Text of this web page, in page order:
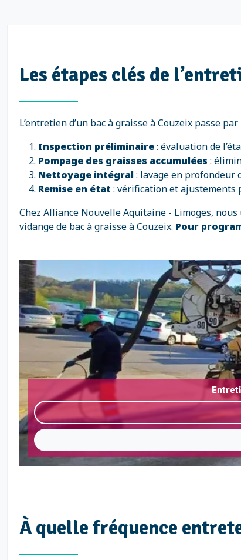
Les étapes clés de
L’entretien d’un bac à graisse à Couzeix passe
Inspection préliminaire: évaluation de
Pompage des graisses accumulées :
Nettoyage intégral: lavage en profondeur
Remise en état : vérification et
Chez Alliance Nouvelle Aquitaine - Limoges,
vidange de bac à graisse à Couzeix. Pour
À quelle fréquence